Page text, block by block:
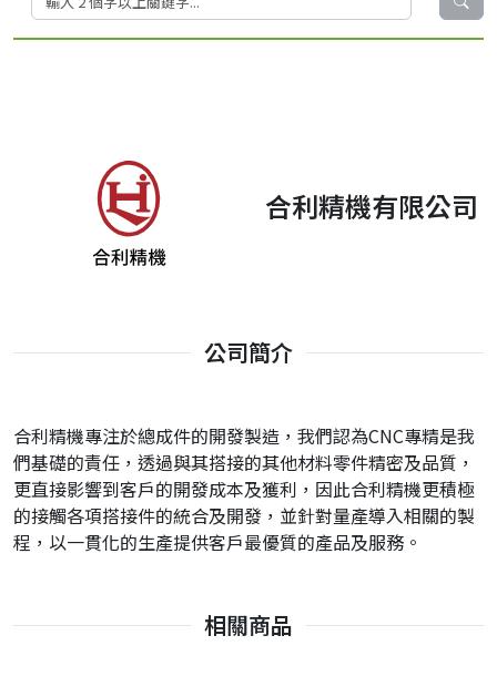
合利精機有限公司
公司簡介
合利精機專注於總成件的開發製造，我們認為CNC專精是我
們基礎的責任，透過與其搭接的其他材料零件精密及品質，
更直接影響到客戶的開發成本及獲利，因此合利精機更積極
的接觸各項搭接件的統合及開發，並針對量產導入相關的製
程，以一貫化的生產提供客戶最優質的產品及服務。
相關商品